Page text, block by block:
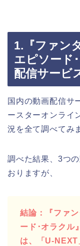
1.『ファン
エピソード
配信サービ
国内の動画配信サ
ースターオンライ
況を全て調べてみ
調べた結果、3つ
おりますが、
結論：『ファ
ード･オラクル
は、「U-NEXT